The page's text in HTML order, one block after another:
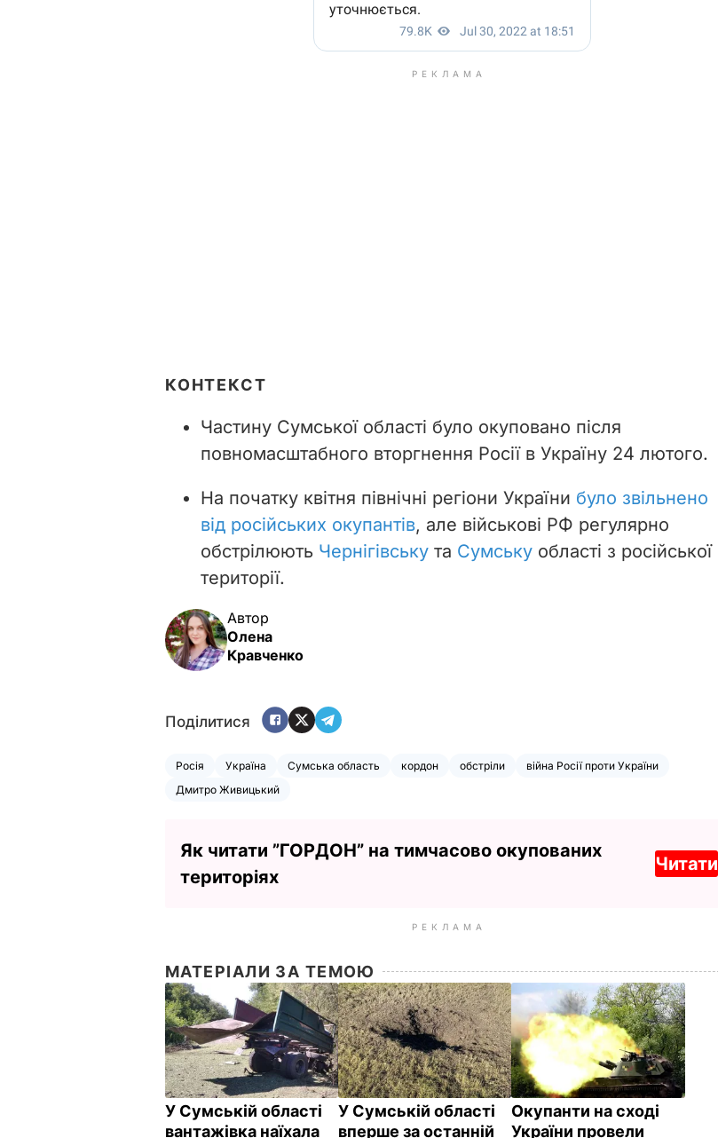
РЕКЛАМА
КОНТЕКСТ
Частину Сумської області було окуповано після
повномасштабного вторгнення Росії в Україну 24 лютого.
На початку квітня північні регіони України було звільнено
від російських окупантів, але військові РФ регулярно
обстрілюють Чернігівську та Сумську області з російської
території.
Автор
Олена
Кравченко
Поділитися
Росія Україна Сумська область кордон обстріли
війна Росії проти України
Дмитро Живицький
Як читати ”ГОРДОН” на тимчасово окупованих
територіях
Читати
РЕКЛАМА
МАТЕРІАЛИ ЗА ТЕМОЮ
У Сумській області
вантажівка наїхала
У Сумській області
вперше за останній
Окупанти на сході
України провели